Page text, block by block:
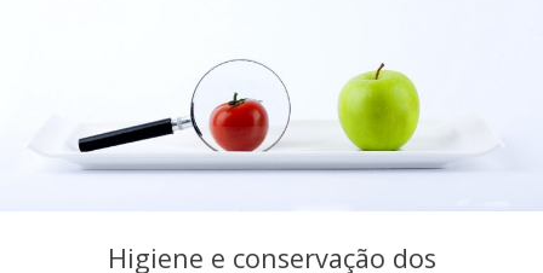
Higiene e conservação dos